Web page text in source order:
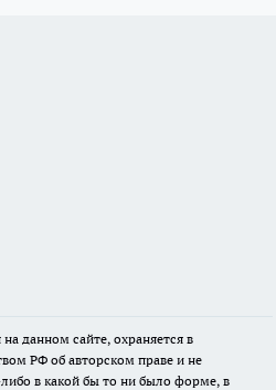
данном сайте, охраняется в
РФ об авторском праве и не
в какой бы то ни было форме, в